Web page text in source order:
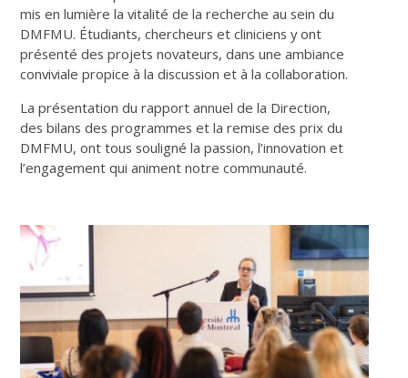
mis en lumière la vitalité de la recherche au sein du
DMFMU. Étudiants, chercheurs et cliniciens y ont
présenté des projets novateurs, dans une ambiance
conviviale propice à la discussion et à la collaboration.
La présentation du rapport annuel de la Direction,
des bilans des programmes et la remise des prix du
DMFMU, ont tous souligné la passion, l’innovation et
l’engagement qui animent notre communauté.